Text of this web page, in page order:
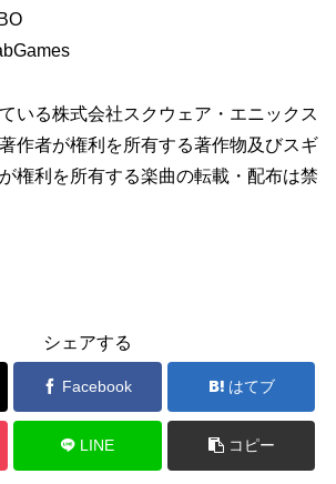
いる株式会社スクウェア・エニックス
作者が権利を所有する著作物及びスギ
権利を所有する楽曲の転載・配布は禁
シェアする
Facebook はてブ
LINE コピー